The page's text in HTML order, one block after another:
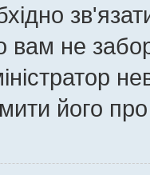
вам не
його